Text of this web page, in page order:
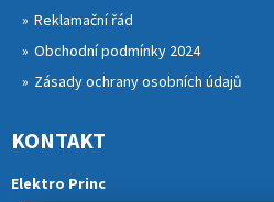
Reklamační řád
Obchodní podmínky 2024
Zásady ochrany osobních údajů
KONTAKT
Elektro Princ